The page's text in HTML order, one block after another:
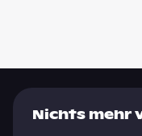
Nichts mehr